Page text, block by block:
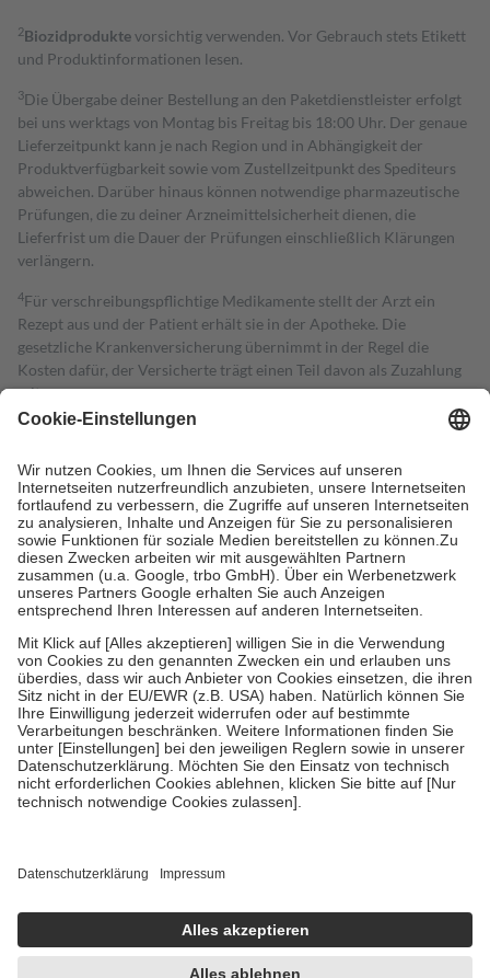
2Biozidproduktevorsichtig verwenden. Vor Gebrauch stets Etikett
und Produktinformationen lesen.
3Die Übergabe deiner Bestellung an den Paketdienstleister erfolgt
bei uns werktags von Montag bis Freitag bis 18:00 Uhr. Der genaue
Lieferzeitpunkt kann je nach Region und in Abhängigkeit der
Produktverfügbarkeit sowie vom Zustellzeitpunkt des Spediteurs
abweichen. Darüber hinaus können notwendige pharmazeutische
Prüfungen, die zu deiner Arzneimittelsicherheit dienen, die
Lieferfrist um die Dauer der Prüfungen einschließlich Klärungen
verlängern.
4Für verschreibungspflichtige Medikamente stellt der Arzt ein
Rezept aus und der Patient erhält sie in der Apotheke. Die
gesetzliche Krankenversicherung übernimmt in der Regel die
Kosten dafür, der Versicherte trägt einen Teil davon als Zuzahlung
mit.
Grundsätzlich leisten Mitglieder Zuzahlungen in Höhe von zehn
höchstens zehn Euro.
Es sind jedoch nie mehr als die tatsächlichen
Kosten der Leistung zu entrichten.
Diese Regeln gelten grundsätzlich auch für Online-Apotheken.
Bei Heilmitteln und häuslicher Krankenpflege beträgt die
Zuzahlung zehn Prozent der Kosten sowie zehn Euro je
Verordnung.
Um das Engagement der Versicherten für ihre eigene Gesundheit zu
stärken und die besondere Stellung der Familie zu unterstützen,
fallenkeine Zuzahlungenan bei:
• Kindern und Jugendlichen bis zum vollendeten 18. Lebensjahr
mit Ausnahme der Fahrkosten
• Untersuchungen zur Vorsorge und Früherkennung, die von der
GKV getragen werden
• empfohlenen Schutzimpfungen
• Harn- und Blutteststreifen
getroffen, um sicherzustellen, dass es sich um echte Bewertungen
https://help.etrusted.com/hc/de/articles/4419944605341
Einige Bilder und Inhalte wurden unter Zuhilfenahme künstlicher